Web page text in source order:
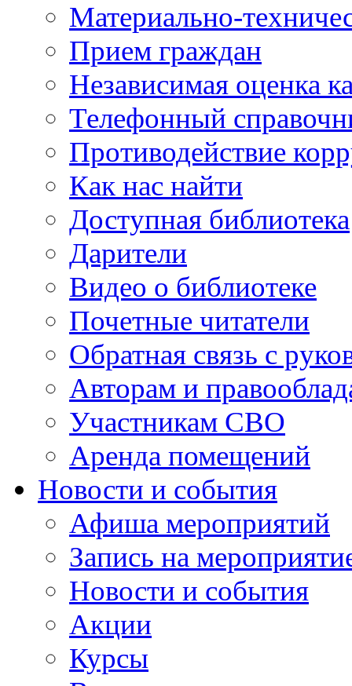
Материально-
Прием граждан
Независимая оценка
Телефонный
Противодействие
Как нас найти
Доступная библиотека
Дарители
Видео о библиотеке
Почетные читатели
Обратная связь с
Авторам и
Участникам СВО
Аренда помещений
Новости и события
Афиша мероприятий
Запись на
Новости и события
Акции
Курсы